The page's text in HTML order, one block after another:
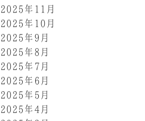
2025年11月
2025年10月
2025年9月
2025年8月
2025年7月
2025年6月
2025年5月
2025年4月